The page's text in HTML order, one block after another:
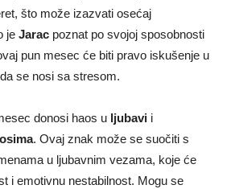
što može izazvati osećaj
je Jarac poznat po svojoj sposobnosti
pun mesec će biti pravo iskušenje u
se nosi sa stresom.
donosi haos u ljubavi i
. Ovaj znak može se suočiti s
u ljubavnim vezama, koje će
i emotivnu nestabilnost. Mogu se